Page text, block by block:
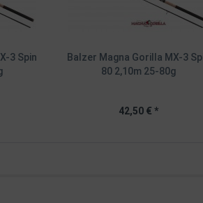
3 Spin
Balzer Magna Gorilla MX-3
80 2,10m 25-80g
42,50 € *